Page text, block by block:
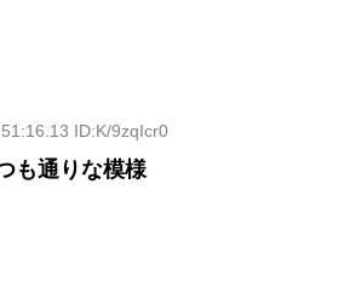
ID:K/9zqIcr0
も通りな模様